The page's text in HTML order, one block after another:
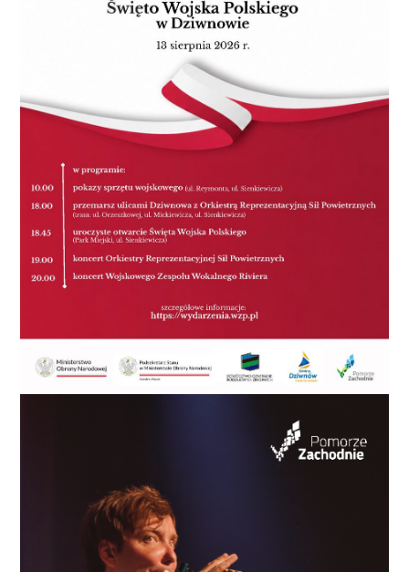
Zdroju została praktycznie w całości dostosowana do
standardów drogi wojewódzkiej. W tym roku
zakończyły się dwie duże przebudowy tej drogi na
odcinkach Starogard-Świdwin i Świdwin-Połczyn-
Zdrój. Ta druga inwestycja otrzymała znaczące
wsparcie finansowe ze środków unijnych z
Europejskich Funduszy dla Pomorza Zachodniego.
Plany modernizacji odcinka Świdwin - Połczyn Zdrój
sięgają 2014 r., kiedy to powstawały pierwsze
koncepcje projektowe. Niestety tamte prace zostały
przerwane, a kolejny projekt otrzymał Zezwolenie
na Realizację Inwestycji Drogowej dopiero w styczniu
2021 r. Nie udało się wprowadzić go wówczas do
realizacji, ponieważ było za mało czasu na tę
dopiero po uruchomieniu kolejnej transzy
finansowej z Funduszy Europejskich dla Pomorza
Dziś możemy już podsumować wszystkie koszty
związane z tym projektem. Wydatki całkowite
dofinansowanie unijne to 85% tzw. kosztów
kwalifikowanych. Wyniosło ono ponad 75,1 mln zł.
Pozostałe wydatki w kwocie blisko 13,74 mln zł
stanowiły wkład własny Województwa